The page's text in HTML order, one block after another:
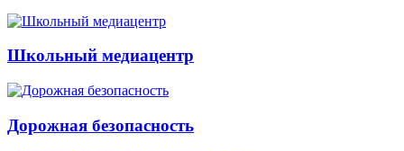
Школьный медиацентр
Дорожная безопасность